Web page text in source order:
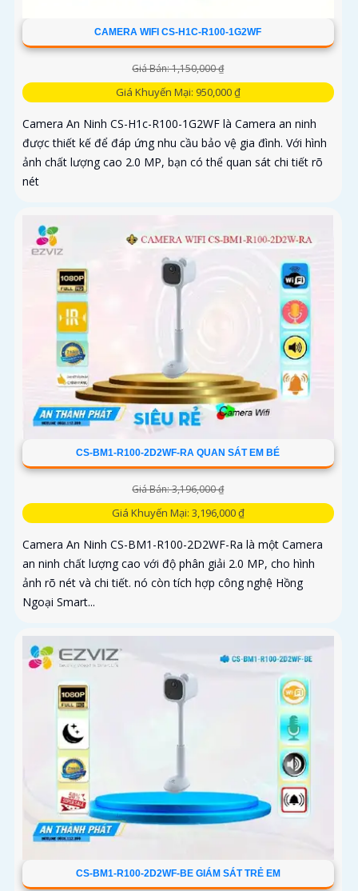
CAMERA WIFI CS-H1C-R100-1G2WF
Giá Bán: 1,150,000 ₫
Giá Khuyến Mại: 950,000 ₫
Camera An Ninh CS-H1c-R100-1G2WF là Camera an ninh
được thiết kế để đáp ứng nhu cầu bảo vệ gia đình. Với hình
ảnh chất lượng cao 2.0 MP, bạn có thể quan sát chi tiết rõ
nét
CS-BM1-R100-2D2WF-RA QUAN SÁT EM BÉ
Giá Bán: 3,196,000 ₫
Giá Khuyến Mại: 3,196,000 ₫
Camera An Ninh CS-BM1-R100-2D2WF-Ra là một Camera
an ninh chất lượng cao với độ phân giải 2.0 MP, cho hình
ảnh rõ nét và chi tiết. nó còn tích hợp công nghệ Hồng
Ngoại Smart...
CS-BM1-R100-2D2WF-BE GIÁM SÁT TRẺ EM